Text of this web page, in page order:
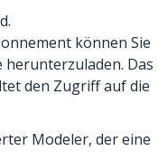
können Sie
Das
den Zugriff auf die
Modeler, der eine